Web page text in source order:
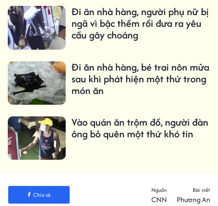
Đi ăn nhà hàng, người phụ nữ bị
ngã vì bậc thềm rồi đưa ra yêu
cầu gây choáng
Đi ăn nhà hàng, bé trai nôn mửa
sau khi phát hiện một thứ trong
món ăn
Vào quán ăn trộm đồ, người đàn
ông bỏ quên một thứ khó tin
Chia sẻ
Nguồn
CNN
Bài viết
Phương An